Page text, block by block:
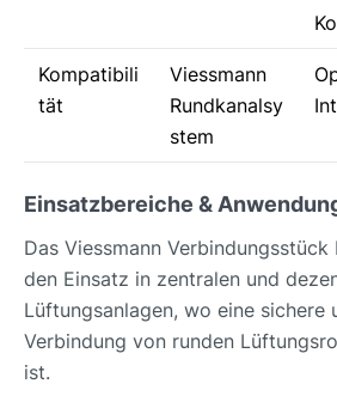
Kompatibili
tät
Viessmann
Rundkanalsy
stem
Einsatzbereiche &
Das Viessmann
den Einsatz in zentralen und
Lüftungsanlagen, wo eine sichere
Verbindung von runden
ist.